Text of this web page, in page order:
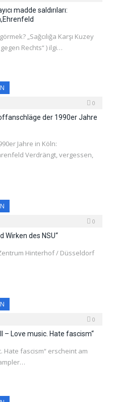
madde saldırıları:
„Sağcılığa Karşı Kuzey
Rechts“ ) ilgi…
0
der 1990er Jahre
Jahre in Köln:
Verdrängt, vergessen,
0
Wirken des NSU“
Hinterhof / Düsseldorf
0
– Love music. Hate fascism“
Hate fascism“ erscheint am